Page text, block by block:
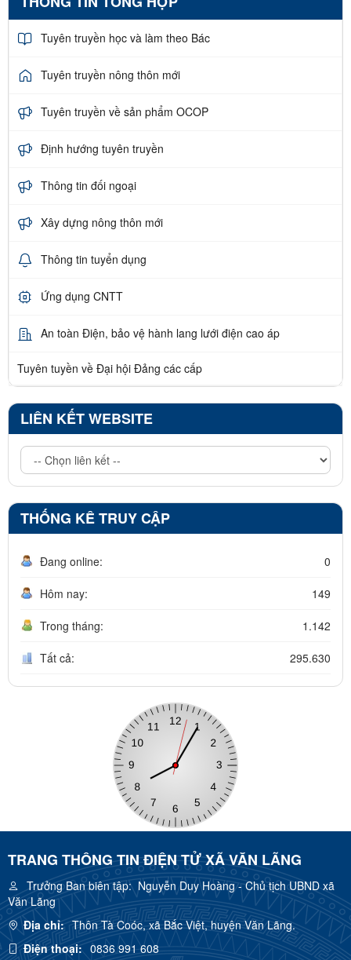
Tuyên truyền học và làm theo Bác
Tuyên truyền nông thôn mới
Tuyên truyền về sản phẩm OCOP
Định hướng tuyên truyền
Thông tin đối ngoại
Xây dựng nông thôn mới
Thông tin tuyển dụng
Ứng dụng CNTT
An toàn Điện, bảo vệ hành lang lưới điện cao áp
Tuyên tuyền về Đại hội Đảng các cấp
LIÊN KẾT WEBSITE
THỐNG KÊ TRUY CẬP
Đang online: 0
Hôm nay: 149
Trong tháng: 1.142
Tất cả: 295.630
TRANG THÔNG TIN ĐIỆN TỬ XÃ VĂN LÃNG
Trưởng Ban biên tập:Nguyễn Duy Hoàng - Chủ tịch UBND xã
Văn Lãng
Địa chỉ: Thôn Tà Coóc, xã Bắc Việt, huyện Văn Lãng.
Điện thoại: 0836 991 608